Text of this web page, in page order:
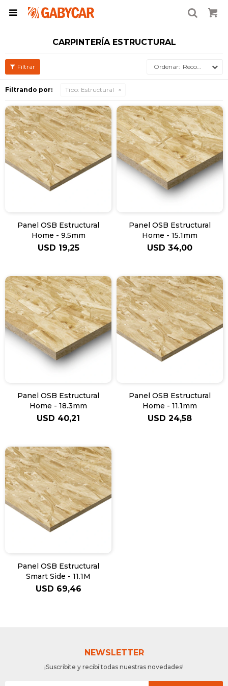

CARPINTERÍA ESTRUCTURAL
Recomendados
Filtrando por: Tipo: Estructural
Panel OSB Estructural
Home - 9.5mm
USD 19,25
Panel OSB Estructural
Home - 15.1mm
USD 34,00
Panel OSB Estructural
Home - 18.3mm
USD 40,21
Panel OSB Estructural
Home - 11.1mm
USD 24,58
Panel OSB Estructural
Smart Side - 11.1M
USD 69,46
NEWSLETTER
¡Suscribite y recibí todas nuestras novedades!